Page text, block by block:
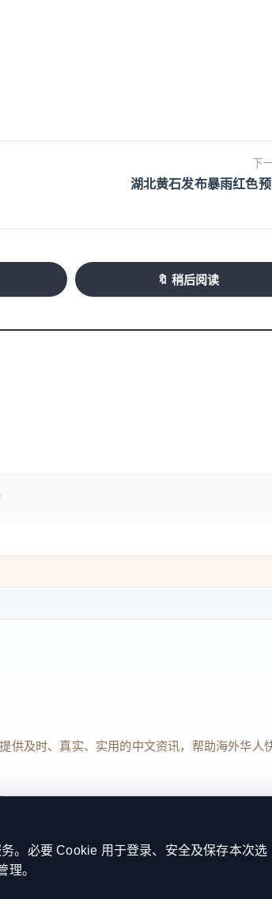
下
湖北黄石发布暴雨红色
🔖 稍后阅读
供及时、真实、实用的中文资讯，帮助海外华人
透明度、联系方式与用户权利说明，以提升品牌
。必要 Cookie 用于登录、安全及保存本次选
理。